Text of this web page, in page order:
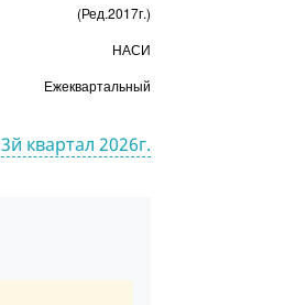
(Ред.2017г.)
НАСИ
Ежеквартальный
3й квартал 2026г.